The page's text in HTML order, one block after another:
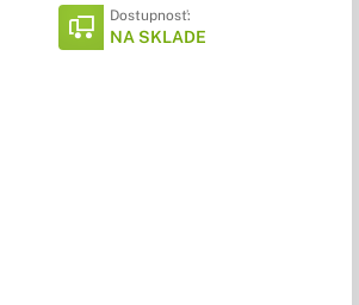
Dostupnosť:
NA SKLADE